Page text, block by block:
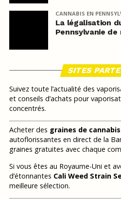
CANNABIS EN
La légalisation
Pennsylvanie de
SITES
Suivez toute l’actualité des
et conseils d’achats pour
concentrés.
Acheter des graines de cannabis
autoflorissantes en direct de la
graines gratuites avec chaque
Si vous êtes au Royaume-Uni et
d’étonnantes Cali Weed Strain
meilleure sélection.